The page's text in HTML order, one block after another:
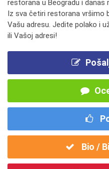
restorana u Beogradu i danas
Iz sva četiri restorana vršimo
Vašu adresu. Jedite polako i
ili Vašoj adresi!
Bio /